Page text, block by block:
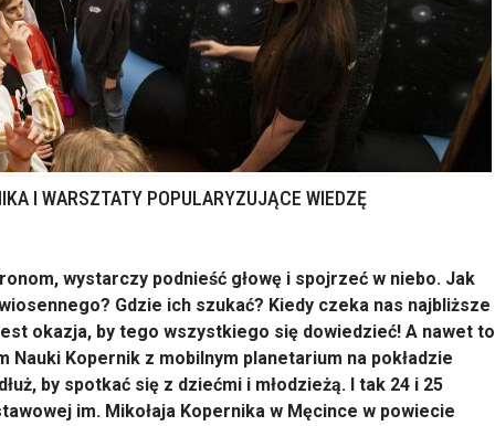
I WARSZTATY POPULARYZUJĄCE WIEDZĘ
wystarczy podnieść głowę i spojrzeć w niebo. Jak
Gdzie ich szukać? Kiedy czeka nas najbliższe
okazja, by tego wszystkiego się dowiedzieć! A nawet to
Nauki Kopernik z mobilnym planetarium na pokładzie
by spotkać się z dziećmi i młodzieżą. I tak 24 i 25
im. Mikołaja Kopernika w Męcince w powiecie